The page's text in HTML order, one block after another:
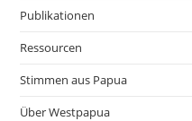
Publikationen
Ressourcen
Stimmen aus Papua
Über Westpapua